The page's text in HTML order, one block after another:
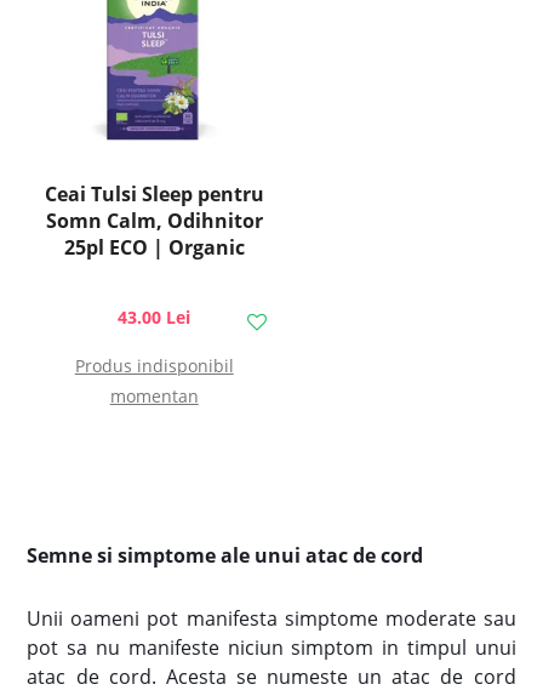
Ceai Tulsi Sleep pentru
Somn Calm, Odihnitor
25pl ECO | Organic
43.00 Lei
Produs indisponibil
momentan
Semne si simptome ale unui atac de cord
Unii oameni pot manifesta simptome moderate sau
pot sa nu manifeste niciun simptom in timpul unui
atac de cord. Acesta se numeste un atac de cord